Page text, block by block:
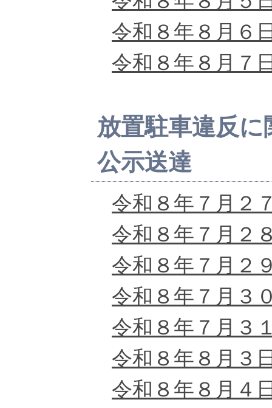
令和８年８月６
令和８年８月７
放置駐車違反
公示送達
令和８年７月２
令和８年７月２
令和８年７月２
令和８年７月３
令和８年７月３
令和８年８月３
令和８年８月４